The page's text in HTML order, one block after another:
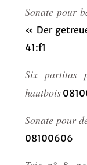
Sonate pour
« Der
41:f1
Six partitas
hautbois
Sonate pour
08100606